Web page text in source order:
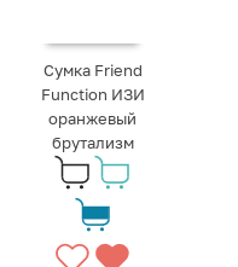
Сумка Friend
Function ИЗИ
оранжевый
брутализм